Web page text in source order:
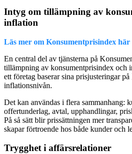
Intyg om tillämpning av
inflation
Läs mer om Konsumentprisindex här
En central del av tjänsterna på
tillämpning av konsumentprisindex och
ett företag baserar sina prisjusteringar
inflationsnivån.
Det kan användas i flera sammanhang:
offertunderlag, avtal, upphandlingar,
På så sätt blir prissättningen mer
skapar förtroende hos både kunder och
Trygghet i affärsrelationer